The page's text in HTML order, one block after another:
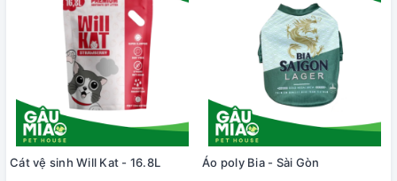
Cát vệ sinh Will Kat - 16.8L Áo poly Bia - Sài Gòn